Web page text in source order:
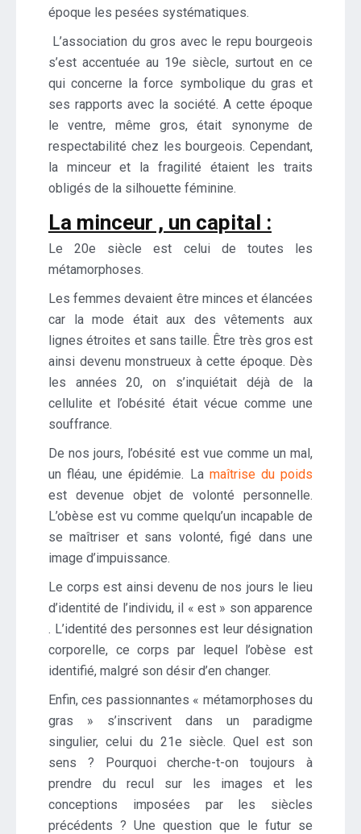
époque les pesées systématiques.
L’association du gros avec le repu bourgeois
s’est accentuée au 19e siècle, surtout en ce
qui concerne la force symbolique du gras et
ses rapports avec la société. A cette époque
le ventre, même gros, était synonyme de
respectabilité chez les bourgeois. Cependant,
la minceur et la fragilité étaient les traits
obligés de la silhouette féminine.
La minceur , un capital :
Le 20e siècle est celui de toutes les
métamorphoses.
Les femmes devaient être minces et élancées
car la mode était aux des vêtements aux
lignes étroites et sans taille. Être très gros est
ainsi devenu monstrueux à cette époque. Dès
les années 20, on s’inquiétait déjà de la
cellulite et l’obésité était vécue comme une
souffrance.
De nos jours, l’obésité est vue comme un mal,
un fléau, une épidémie. La maîtrise du poids
est devenue objet de volonté personnelle.
L’obèse est vu comme quelqu’un incapable de
se maîtriser et sans volonté, figé dans une
image d’impuissance.
Le corps est ainsi devenu de nos jours le lieu
d’identité de l’individu, il « est » son apparence
. L’identité des personnes est leur désignation
corporelle, ce corps par lequel l’obèse est
identifié, malgré son désir d’en changer.
Enfin, ces passionnantes « métamorphoses du
gras » s’inscrivent dans un paradigme
singulier, celui du 21e siècle. Quel est son
sens ? Pourquoi cherche-t-on toujours à
prendre du recul sur les images et les
conceptions imposées par les siècles
précédents ? Une question que le futur se